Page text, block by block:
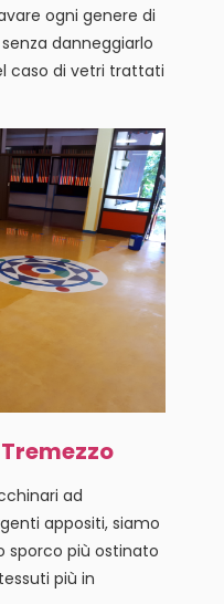
ogni genere di
danneggiarlo
caso di vetri trattati
ad
appositi, siamo
sporco più ostinato
più in